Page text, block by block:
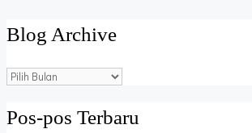
Blog Archive
Blog
Pos-pos Terbaru